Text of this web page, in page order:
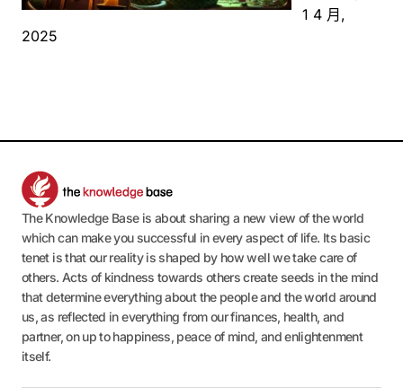
1 4 月,
2025
The Knowledge Base is about sharing a new view of the world
which can make you successful in every aspect of life. Its basic
tenet is that our reality is shaped by how well we take care of
others. Acts of kindness towards others create seeds in the mind
that determine everything about the people and the world around
us, as reflected in everything from our finances, health, and
partner, on up to happiness, peace of mind, and enlightenment
itself.